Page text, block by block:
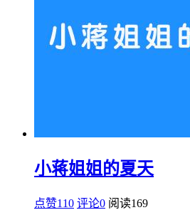
小蒋姐姐的夏天
点赞110 评论0 阅读169